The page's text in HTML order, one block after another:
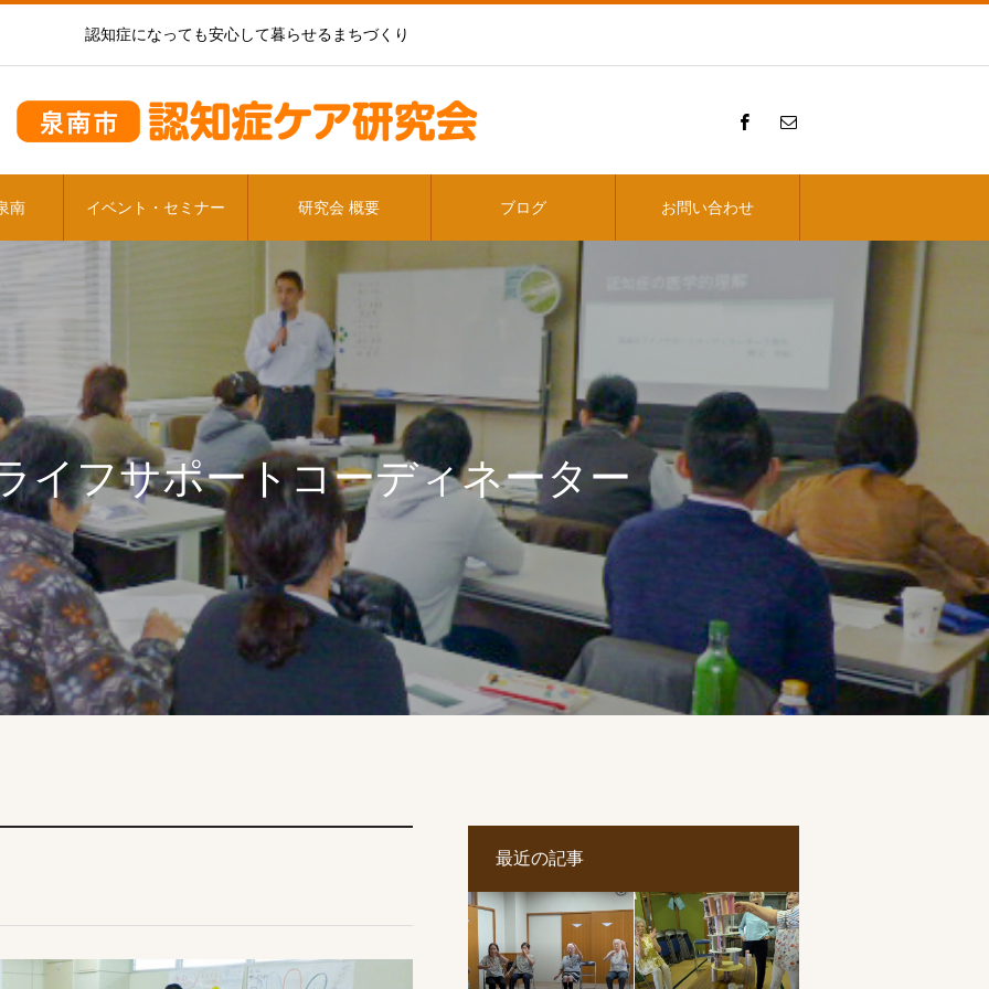
認知症になっても安心して暮らせるまちづくり
南 イベント・セミナー 研究会 概要 ブログ お問い合わせ
イフサポートコーディネーター
最近の記事